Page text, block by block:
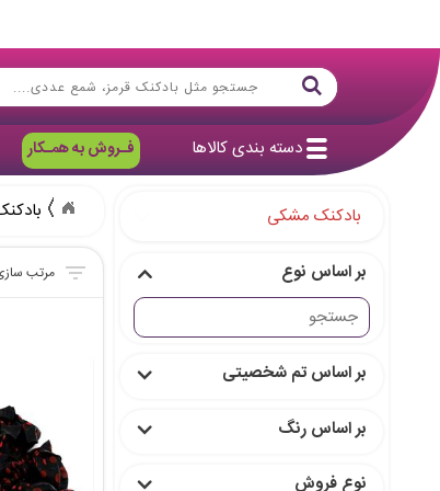
دسته بندی کالاها فـروش به همـکار
بادکنک مشکی
بر اساس نوع
بر اساس تم شخصیتی
بر اساس رنگ
نوع فروش